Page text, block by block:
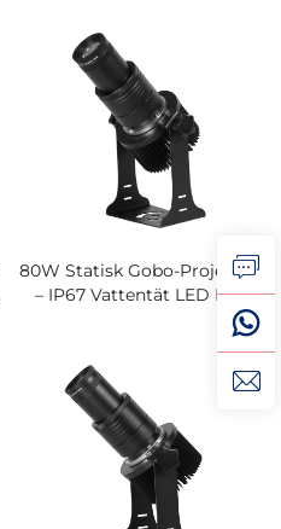
80W Statisk Gobo-Projektor
– IP67 Vattentät LED För